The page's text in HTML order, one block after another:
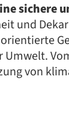
sichere
und
Umwelt.
von